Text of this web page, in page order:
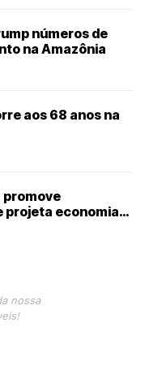
números de
na Amazônia
aos 68 anos na
promove
projeta economia
mil com eficiência
nossa